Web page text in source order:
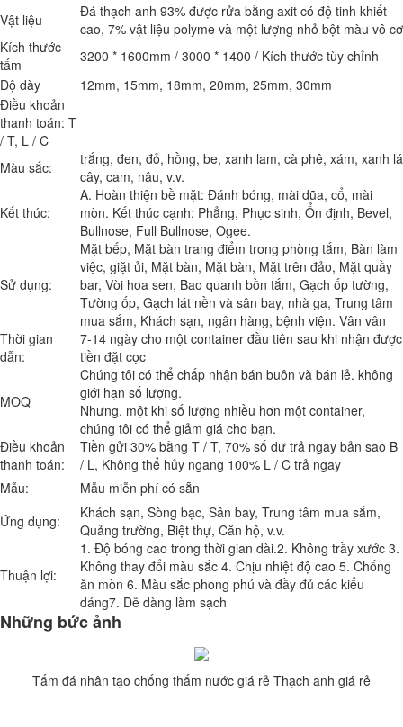
Vật liệu
Đá thạch anh 93% được rửa bằng axit có độ tinh khiết
cao, 7% vật liệu polyme và một lượng nhỏ bột màu vô cơ
Kích thước
tấm
3200 * 1600mm / 3000 * 1400 / Kích thước tùy chỉnh
Độ dày
12mm, 15mm, 18mm, 20mm, 25mm, 30mm
Điều khoản
thanh toán: T
/ T, L / C
Màu sắc:
trắng, đen, đỏ, hồng, be, xanh lam, cà phê, xám, xanh lá
cây, cam, nâu, v.v.
Kết thúc:
A. Hoàn thiện bề mặt: Đánh bóng, mài dũa, cổ, mài
mòn. Kết thúc cạnh: Phẳng, Phục sinh, Ổn định, Bevel,
Bullnose, Full Bullnose, Ogee.
Sử dụng:
Mặt bếp, Mặt bàn trang điểm trong phòng tắm, Bàn làm
việc, giặt ủi, Mặt bàn, Mặt bàn, Mặt trên đảo, Mặt quầy
bar, Vòi hoa sen, Bao quanh bồn tắm, Gạch ốp tường,
Tường ốp, Gạch lát nền và sân bay, nhà ga, Trung tâm
mua sắm, Khách sạn, ngân hàng, bệnh viện. Vân vân
Thời gian
dẫn:
7-14 ngày cho một container đầu tiên sau khi nhận được
tiền đặt cọc
MOQ
Chúng tôi có thể chấp nhận bán buôn và bán lẻ. không
giới hạn số lượng.
Nhưng, một khi số lượng nhiều hơn một container,
chúng tôi có thể giảm giá cho bạn.
Điều khoản
thanh toán:
Tiền gửi 30% bằng T / T, 70% số dư trả ngay bản sao B
/ L, Không thể hủy ngang 100% L / C trả ngay
Mẫu:
Mẫu miễn phí có sẵn
Ứng dụng:
Khách sạn, Sòng bạc, Sân bay, Trung tâm mua sắm,
Quảng trường, Biệt thự, Căn hộ, v.v.
Thuận lợi:
1. Độ bóng cao trong thời gian dài.2. Không trầy xước 3.
Không thay đổi màu sắc 4. Chịu nhiệt độ cao 5. Chống
ăn mòn 6. Màu sắc phong phú và đầy đủ các kiểu
dáng7. Dễ dàng làm sạch
Những bức ảnh
Tấm đá nhân tạo chống thấm nước giá rẻ Thạch anh giá rẻ